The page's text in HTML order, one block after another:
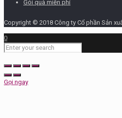
Gói quà miễn phí
Copyright © 2018 Công ty Cổ phần Sản
0
Gọi ngay